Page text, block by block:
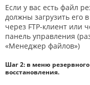
Если у вас есть файл
должны загрузить его
через FTP-клиент или
панель управления
«Менеджер файлов»)
Шаг 2: в меню
восстановления.